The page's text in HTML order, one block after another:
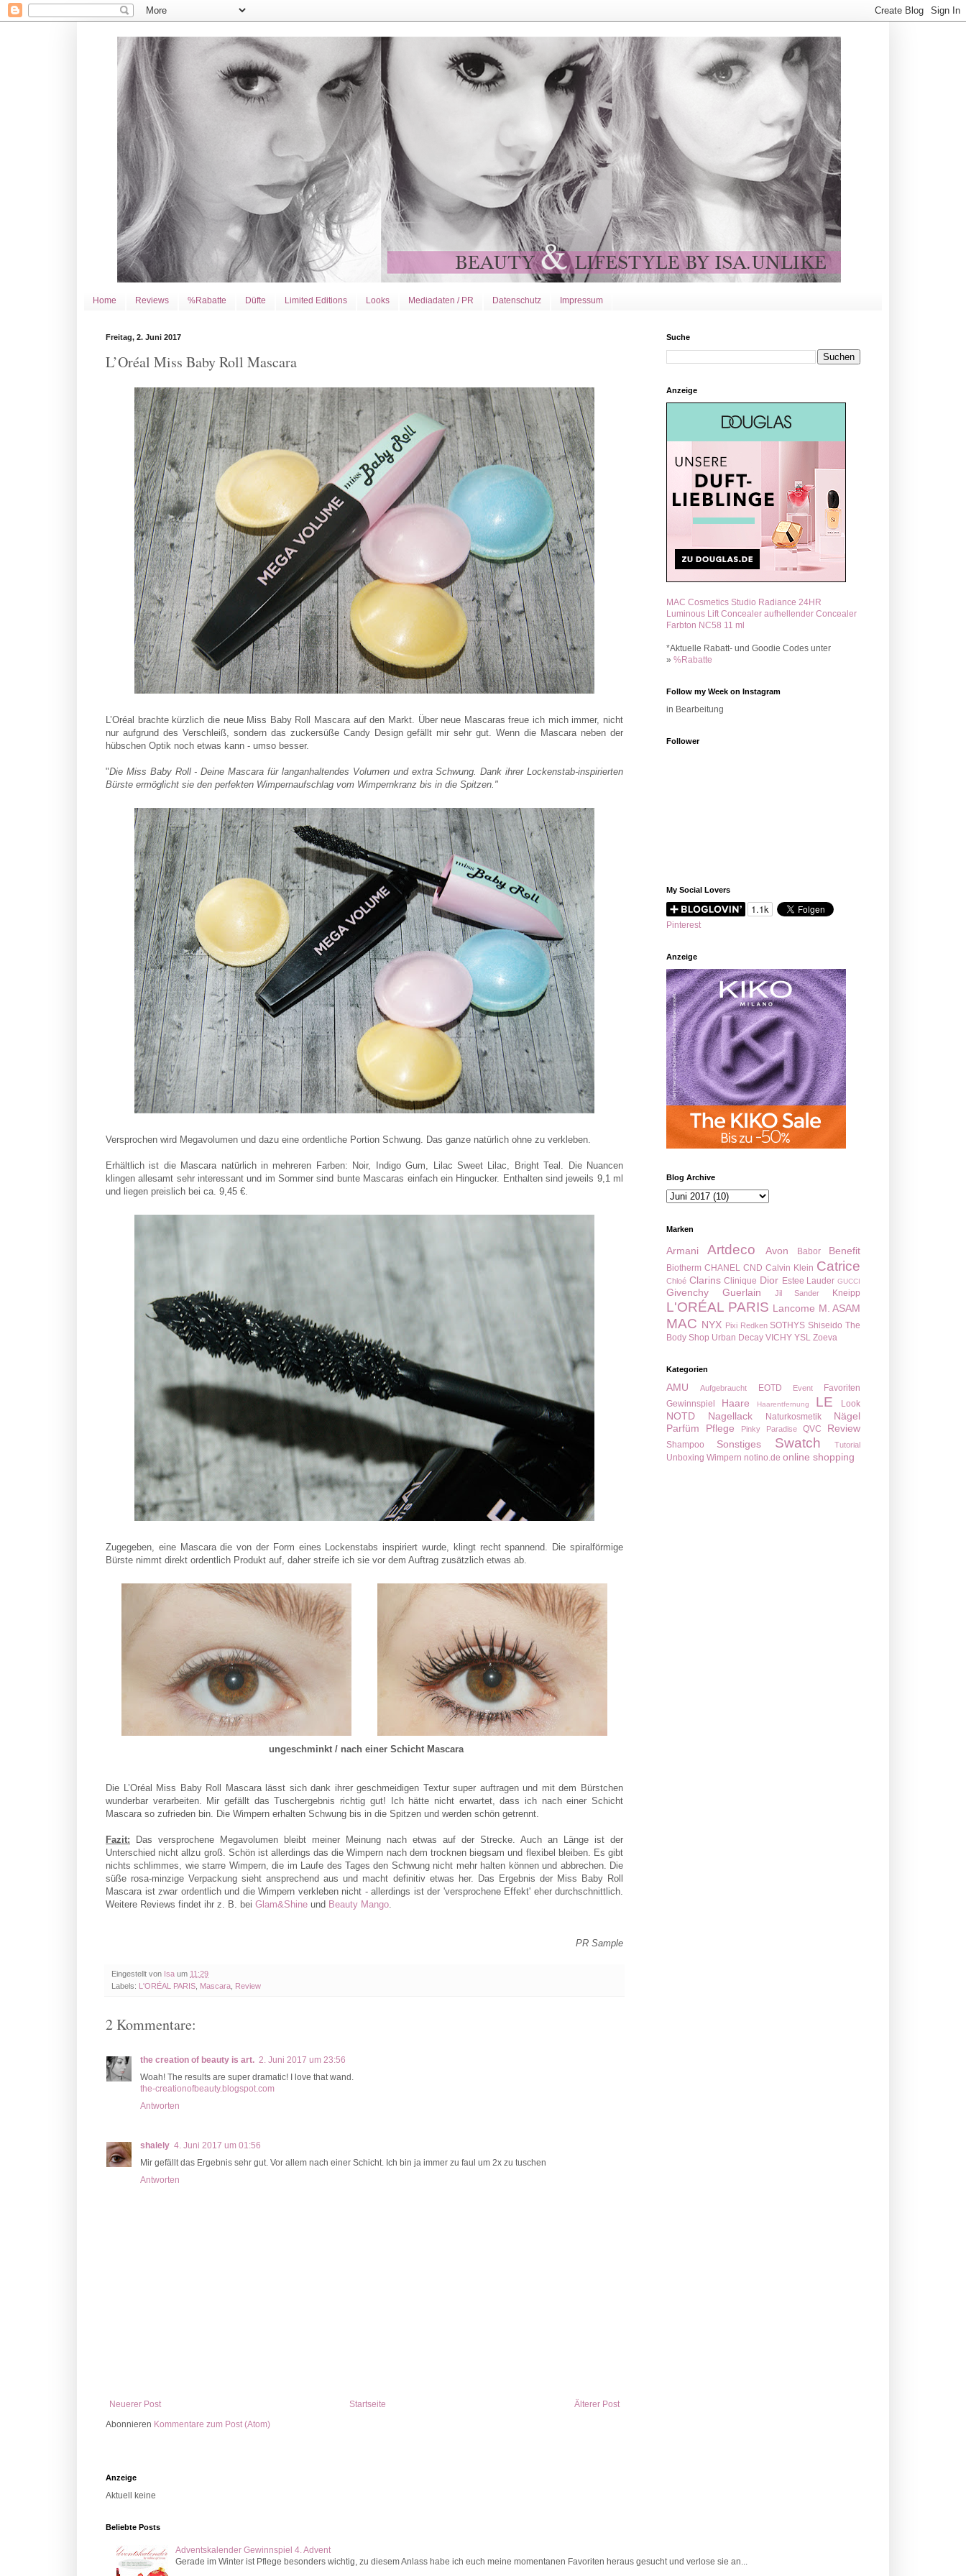
Home Reviews %Rabatte Düfte Limited Editions Looks Mediadaten / PR Datenschutz Impressum
Freitag, 2. Juni 2017
L’Oréal Miss Baby Roll Mascara
L’Oréal brachte kürzlich die neue Miss Baby Roll Mascara auf den Markt. Über neue Mascaras freue ich mich immer, nicht
nur aufgrund des Verschleiß, sondern das zuckersüße Candy Design gefällt mir sehr gut. Wenn die Mascara neben der
hübschen Optik noch etwas kann - umso besser.
"Die Miss Baby Roll - Deine Mascara für langanhaltendes Volumen und extra Schwung. Dank ihrer Lockenstab-inspirierten
Bürste ermöglicht sie den perfekten Wimpernaufschlag vom Wimpernkranz bis in die Spitzen."
Versprochen wird Megavolumen und dazu eine ordentliche Portion Schwung. Das ganze natürlich ohne zu verkleben.
Erhältlich ist die Mascara natürlich in mehreren Farben: Noir, Indigo Gum, Lilac Sweet Lilac, Bright Teal. Die Nuancen
klingen allesamt sehr interessant und im Sommer sind bunte Mascaras einfach ein Hingucker. Enthalten sind jeweils 9,1 ml
und liegen preislich bei ca. 9,45 €.
Zugegeben, eine Mascara die von der Form eines Lockenstabs inspiriert wurde, klingt recht spannend. Die spiralförmige
Bürste nimmt direkt ordentlich Produkt auf, daher streife ich sie vor dem Auftrag zusätzlich etwas ab.
ungeschminkt / nach einer Schicht Mascara
Die L’Oréal Miss Baby Roll Mascara lässt sich dank ihrer geschmeidigen Textur super auftragen und mit dem Bürstchen
wunderbar verarbeiten. Mir gefällt das Tuschergebnis richtig gut! Ich hätte nicht erwartet, dass ich nach einer Schicht
Mascara so zufrieden bin. Die Wimpern erhalten Schwung bis in die Spitzen und werden schön getrennt.
Fazit: Das versprochene Megavolumen bleibt meiner Meinung nach etwas auf der Strecke. Auch an Länge ist der
Unterschied nicht allzu groß. Schön ist allerdings das die Wimpern nach dem trocknen biegsam und flexibel bleiben. Es gibt
nichts schlimmes, wie starre Wimpern, die im Laufe des Tages den Schwung nicht mehr halten können und abbrechen. Die
süße rosa-minzige Verpackung sieht ansprechend aus und macht definitiv etwas her. Das Ergebnis der Miss Baby Roll
Mascara ist zwar ordentlich und die Wimpern verkleben nicht - allerdings ist der 'versprochene Effekt' eher durchschnittlich.
Weitere Reviews findet ihr z. B. bei Glam&Shine und Beauty Mango
PR Sample
Eingestellt von Isa um 11:29
Labels: L'ORÉAL PARIS Mascara Review
2 Kommentare:
the creation of beauty is art. 2. Juni 2017 um 23:56
Woah! The results are super dramatic! I love that wand.
the-creationofbeauty.blogspot.com
Antworten
shalely 4. Juni 2017 um 01:56
Mir gefällt das Ergebnis sehr gut. Vor allem nach einer Schicht. Ich bin ja immer zu faul um 2x zu tuschen
Antworten
Neuerer Post Älterer Post
Startseite
Abonnieren Kommentare zum Post (Atom)
Suche
Anzeige
MAC Cosmetics Studio Radiance 24HR
Luminous Lift Concealer aufhellender Concealer
Farbton NC58 11 ml
*Aktuelle Rabatt- und Goodie Codes unter
» %Rabatte
Follow my Week on Instagram
in Bearbeitung
Follower
My Social Lovers
Pinterest
Anzeige
Blog Archive
Marken
Armani Artdeco Avon Babor Benefit
Biotherm CHANEL CND Calvin Klein Catrice
Chloé Clarins Clinique Dior Estee Lauder GUCCI
Givenchy Guerlain Jil Sander Kneipp
L'ORÉAL PARIS Lancome M. ASAM
MAC NYX Pixi Redken SOTHYS Shiseido The
Body Shop Urban Decay VICHY YSL Zoeva
Kategorien
AMU Aufgebraucht EOTD Event
Favoriten
Gewinnspiel
Haare Haarentfernung LE Look
NOTD Nagellack Naturkosmetik
Nägel
Parfüm
Pflege Pinky Paradise QVC Review
Shampoo Sonstiges Swatch Tutorial
Unboxing Wimpern notino.de online shopping
Anzeige
Aktuell keine
Beliebte Posts
Adventskalender Gewinnspiel 4. Advent
Gerade im Winter ist Pflege besonders wichtig, zu diesem Anlass habe ich euch meine momentanen Favoriten heraus gesucht und verlose sie an...